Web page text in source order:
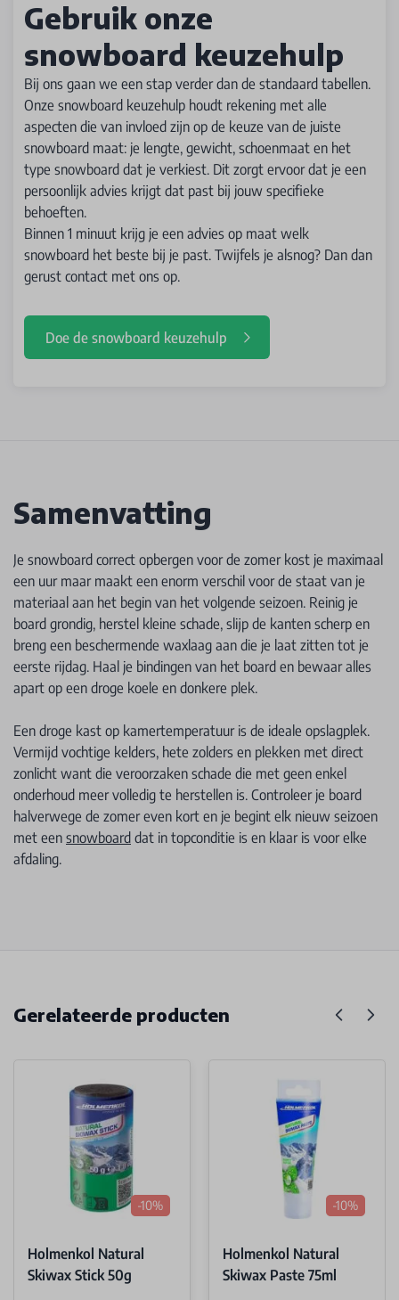
Gebruik onze
snowboard keuzehulp
Bij ons gaan we een stap verder dan de standaard tabellen.
Onze snowboard keuzehulp houdt rekening met alle
aspecten die van invloed zijn op de keuze van de juiste
snowboard maat: je lengte, gewicht, schoenmaat en het
type snowboard dat je verkiest. Dit zorgt ervoor dat je een
persoonlijk advies krijgt dat past bij jouw specifieke
behoeften.
Binnen 1 minuut krijg je een advies op maat welk
snowboard het beste bij je past. Twijfels je alsnog? Dan dan
gerust contact met ons op.
Doe de snowboard keuzehulp
Samenvatting
Je snowboard correct opbergen voor de zomer kost je maximaal
een uur maar maakt een enorm verschil voor de staat van je
materiaal aan het begin van het volgende seizoen. Reinig je
board grondig, herstel kleine schade, slijp de kanten scherp en
breng een beschermende waxlaag aan die je laat zitten tot je
eerste rijdag. Haal je bindingen van het board en bewaar alles
apart op een droge koele en donkere plek.
Een droge kast op kamertemperatuur is de ideale opslagplek.
Vermijd vochtige kelders, hete zolders en plekken met direct
zonlicht want die veroorzaken schade die met geen enkel
onderhoud meer volledig te herstellen is. Controleer je board
halverwege de zomer even kort en je begint elk nieuw seizoen
met een snowboard dat in topconditie is en klaar is voor elke
afdaling.
Gerelateerde producten
-10%
Holmenkol Natural
Skiwax Stick 50g
-10%
Holmenkol Natural
Skiwax Paste 75ml